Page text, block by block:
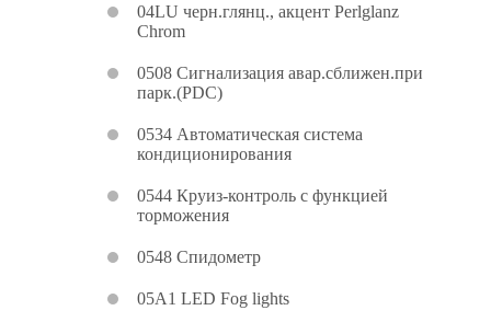
04LU черн.глянц., акцент Perlglanz
Chrom
0508 Сигнализация авар.сближен.при
парк.(PDC)
0534 Автоматическая система
кондиционирования
0544 Круиз-контроль с функцией
торможения
0548 Спидометр
05A1 LED Fog lights